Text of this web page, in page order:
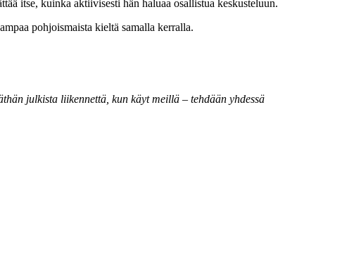
itse, kuinka aktiivisesti hän haluaa osallistua keskusteluun.
pohjoismaista kieltä samalla kerralla.
julkista liikennettä, kun käyt meillä – tehdään yhdessä